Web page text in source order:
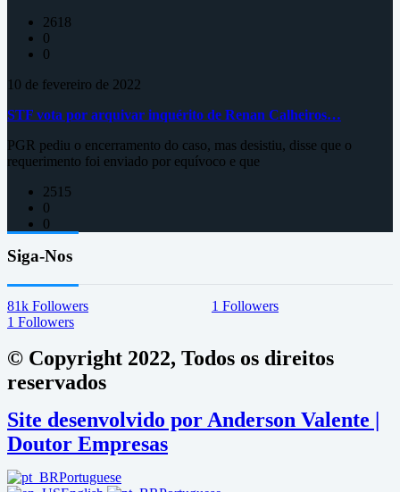
2618
0
0
10 de fevereiro de 2022
STF vota por arquivar inquérito de Renan Calheiros…
PGR pediu o encerramento do caso, mas desistiu, disse que o
requerimento foi enviado por equívoco e que
2515
0
0
Siga-Nos
81k Followers 1 Followers
1 Followers
© Copyright 2022, Todos os direitos
reservados
Site desenvolvido por Anderson Valente |
Doutor Empresas
Portuguese